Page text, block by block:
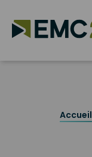
Skip
content
Accueil